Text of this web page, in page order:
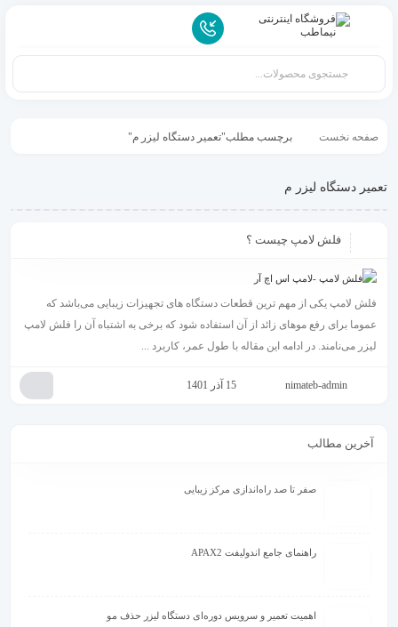
صفحه نخست برچسب مطلب"تعمیر دستگاه لیزر م"
تعمیر دستگاه لیزر م
فلش لامپ چیست ؟
فلش لامپ یکی از مهم ترین قطعات دستگاه های تجهیزات زیبایی می‌باشد که
عموما برای رفع موهای زائد از آن استفاده شود که برخی به اشتباه آن را فلش لامپ
لیزر می‌نامند. در ادامه این مقاله با طول عمر، کاربرد ...
nimateb-admin 15 آذر 1401
آخرین مطالب
صفر تا صد راه‌اندازی مرکز زیبایی
راهنمای جامع اندولیفت APAX2
اهمیت تعمیر و سرویس دوره‌ای دستگاه لیزر حذف مو